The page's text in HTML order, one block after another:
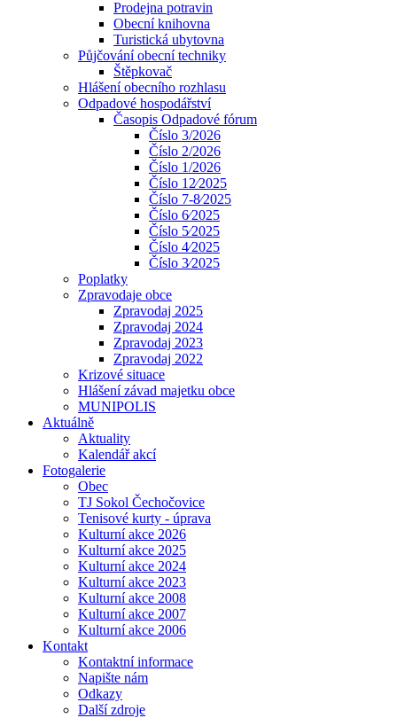
Prodejna potravin
Obecní knihovna
Turistická ubytovna
Půjčování obecní techniky
Štěpkovač
Hlášení obecního rozhlasu
Odpadové hospodářství
Časopis Odpadové fórum
Číslo 3/2026
Číslo 2/2026
Číslo 1/2026
Číslo 12⁄2025
Číslo 7-8⁄2025
Číslo 6⁄2025
Číslo 5⁄2025
Číslo 4⁄2025
Číslo 3⁄2025
Poplatky
Zpravodaje obce
Zpravodaj 2025
Zpravodaj 2024
Zpravodaj 2023
Zpravodaj 2022
Krizové situace
Hlášení závad majetku obce
MUNIPOLIS
Aktuálně
Aktuality
Kalendář akcí
Fotogalerie
Obec
TJ Sokol Čechočovice
Tenisové kurty - úprava
Kulturní akce 2026
Kulturní akce 2025
Kulturní akce 2024
Kulturní akce 2023
Kulturní akce 2008
Kulturní akce 2007
Kulturní akce 2006
Kontakt
Kontaktní informace
Napište nám
Odkazy
Další zdroje